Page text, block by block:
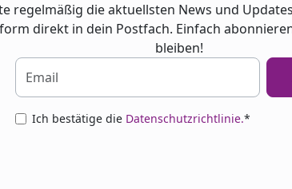
regelmäßig die aktuellsten News und
direkt in dein Postfach. Einfach
bleiben!
Ich bestätige die Datenschutzrichtlinie.*